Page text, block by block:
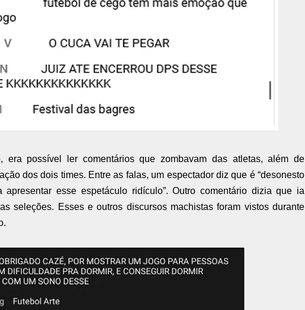
era possível ler comentários que zombavam das atletas, além de
dos dois times. Entre as falas, um espectador diz que é “desonesto
apresentar esse espetáculo ridículo”. Outro comentário dizia que ia
seleções. Esses e outros discursos machistas foram vistos durante